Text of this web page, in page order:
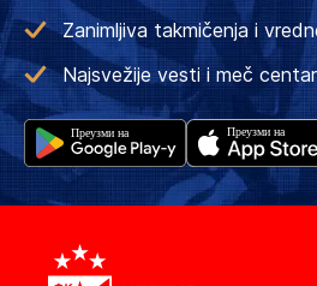
Zanimljiva takmičenja i
Najsvežije vesti i meč centar